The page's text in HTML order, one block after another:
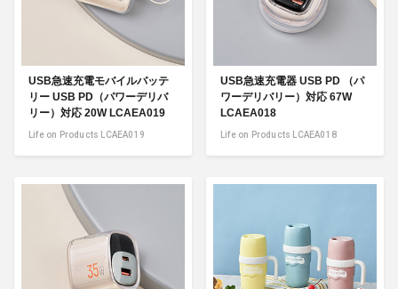
USB急速充電モバイルバッテ
リー USB PD（パワーデリバ
リー）対応 20W LCAEA019
Life on Products LCAEA019
USB急速充電器 USB PD （パ
ワーデリバリー）対応 67W
LCAEA018
Life on Products LCAEA018